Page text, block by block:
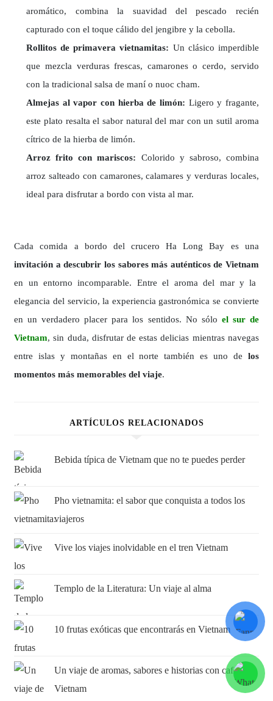
aromático, combina la suavidad del pescado recién
capturado con el toque cálido del jengibre y la cebolla.
Rollitos de primavera vietnamitas: Un clásico imperdible
que mezcla verduras frescas, camarones o cerdo, servido
con la tradicional salsa de maní o nuoc cham.
Almejas al vapor con hierba de limón: Ligero y fragante,
este plato resalta el sabor natural del mar con un sutil aroma
cítrico de la hierba de limón.
Arroz frito con mariscos: Colorido y sabroso, combina
arroz salteado con camarones, calamares y verduras locales,
ideal para disfrutar a bordo con vista al mar.
Cada comida a bordo del crucero Ha Long Bay es una
invitación a descubrir los sabores más auténticos de Vietnam
en un entorno incomparable. Entre el aroma del mar y la
elegancia del servicio, la experiencia gastronómica se convierte
en un verdadero placer para los sentidos. No sólo el sur de
Vietnam, sin duda, disfrutar de estas delicias mientras navegas
entre islas y montañas en el norte también es uno de los
momentos más memorables del viaje.
ARTÍCULOS RELACIONADOS
Bebida típica de Vietnam que no te puedes perder
Pho vietnamita: el sabor que conquista a todos los
viajeros
Vive los viajes inolvidable en el tren Vietnam
Templo de la Literatura: Un viaje al alma
10 frutas exóticas que encontrarás en Vietnam
Un viaje de aromas, sabores e historias con cafés
Vietnam